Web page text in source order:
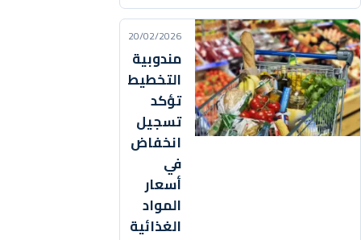
20/02/2026
مندوبية
التخطيط
تؤكد
تسجيل
انخفاض
في
أسعار
المواد
الغذائية